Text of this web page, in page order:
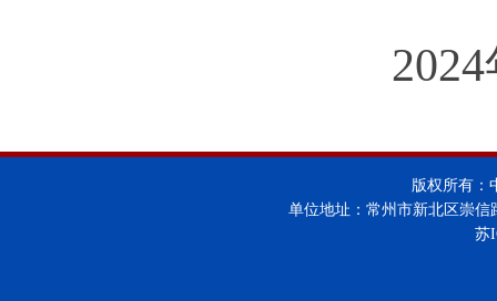
2024
版权所有：
单位地址：常州市新北区崇
苏